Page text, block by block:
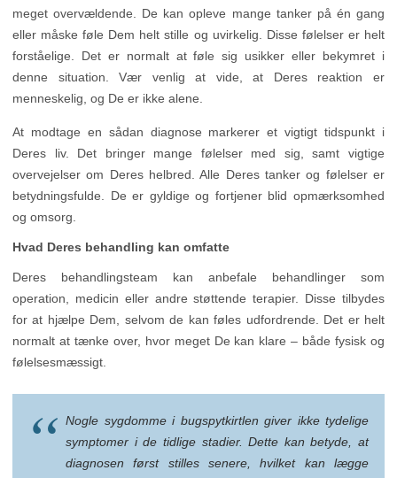
meget overvældende. De kan opleve mange tanker på én gang
eller måske føle Dem helt stille og uvirkelig. Disse følelser er helt
forståelige. Det er normalt at føle sig usikker eller bekymret i
denne situation. Vær venlig at vide, at Deres reaktion er
menneskelig, og De er ikke alene.
At modtage en sådan diagnose markerer et vigtigt tidspunkt i
Deres liv. Det bringer mange følelser med sig, samt vigtige
overvejelser om Deres helbred. Alle Deres tanker og følelser er
betydningsfulde. De er gyldige og fortjener blid opmærksomhed
og omsorg.
Hvad Deres behandling kan omfatte
Deres behandlingsteam kan anbefale behandlinger som
operation, medicin eller andre støttende terapier. Disse tilbydes
for at hjælpe Dem, selvom de kan føles udfordrende. Det er helt
normalt at tænke over, hvor meget De kan klare – både fysisk og
følelsesmæssigt.
Nogle sygdomme i bugspytkirtlen giver ikke tydelige
symptomer i de tidlige stadier. Dette kan betyde, at
diagnosen først stilles senere, hvilket kan lægge